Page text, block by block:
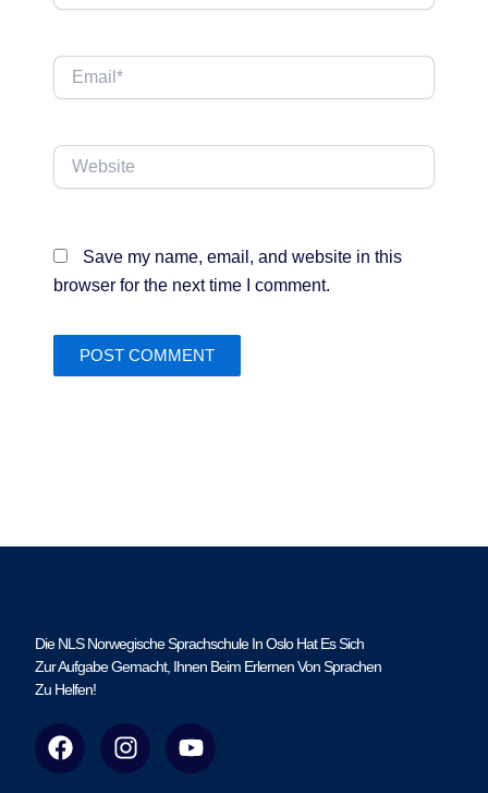
Email*
Website
Save my name, email, and website in this
browser for the next time I comment.
Die NLS Norwegische Sprachschule In Oslo Hat Es Sich
Zur Aufgabe Gemacht, Ihnen Beim Erlernen Von Sprachen
Zu Helfen!
F
a
I
n
Y
o